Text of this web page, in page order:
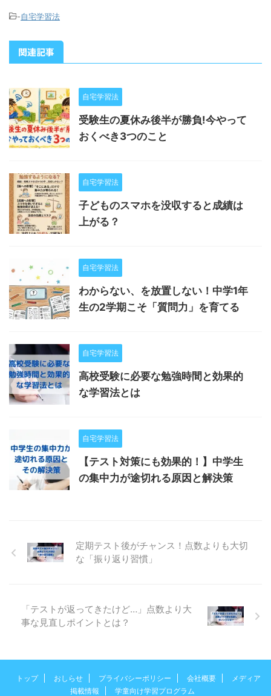
-自宅学習法
関連記事
自宅学習法
受験生の夏休み後半が勝負!今やって
おくべき3つのこと
自宅学習法
子どものスマホを没収すると成績は
上がる？
自宅学習法
わからない、を放置しない！中学1年
生の2学期こそ「質問力」を育てる
自宅学習法
高校受験に必要な勉強時間と効果的
な学習法とは
自宅学習法
【テスト対策にも効果的！】中学生
の集中力が途切れる原因と解決策
定期テスト後がチャンス！点数よりも大切
な「振り返り習慣」
「テストが返ってきたけど…」点数より大
事な見直しポイントとは？
トップ おしらせ プライバシーポリシー 会社概要
メディア
掲載情報
学童向け学習プログラム